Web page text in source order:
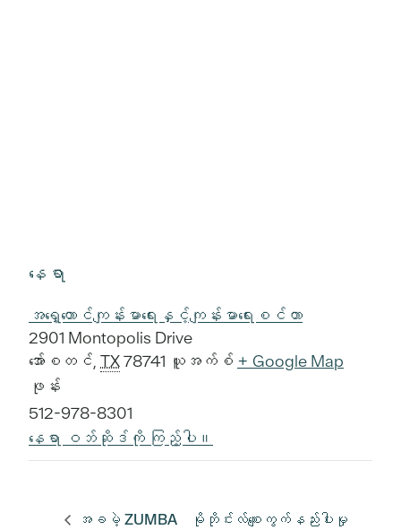
နေရာ
အရှေ့တောင်ကျန်းမာရေးနှင့်ကျန်းမာရေးစင်တာ
2901 Montopolis Drive
အော်စတင်, TX78741 ယူအက်စ် + Google Map
ဖုန်း
512-978-8301
နေရာ ဝဘ်ဆိုဒ်ကို ကြည့်ပါ။
အခမဲ့ ZUMBA
မိုဘိုင်းလ်စျေးကွက်နည်းပါးမှု